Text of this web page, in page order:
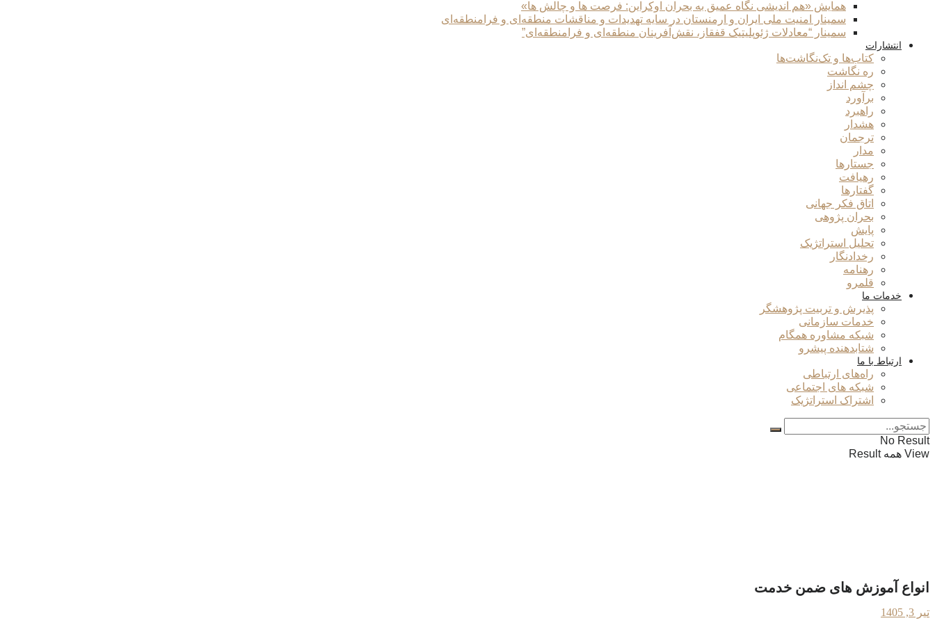
همایش «هم اندیشی نگاه عمیق به بحران اوکراین: فرصت ها و چالش ها»
سمینار امنیت ملی ایران و ارمنستان در سایه تهدیدات و مناقشات منطقه‌ای و فرامنطقه‌ای
سمینار “معادلات ژئوپلیتیک قفقاز، نقش‌آفرینان منطقه‌ای و فرامنطقه‌ای”
انتشارات
کتاب‌ها و تک‌نگاشت‌ها
ره نگاشت
چشم انداز
برآورد
راهبرد
هشدار
ترجمان
مدار
جستارها
رهیافت
گفتارها
اتاق فکر جهانی
بحران پژوهی
پایش
تحلیل استراتژیک
رخدادنگار
رهنامه
قلمرو
خدمات ما
پذیرش و تربیت پژوهشگر
خدمات سازمانی
شبکه مشاوره همگام
شتابدهنده پیشرو
ارتباط با ما
راه‌های ارتباطی
شبکه های اجتماعی
اشتراک استراتژیک
No Result
View همه Result
انواع آموزش های ضمن خدمت
تیر 3, 1405